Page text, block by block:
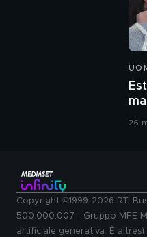
26
Copyright ©1999-2026 RTI
500.000.007 - Gruppo MFE
artificiale generativa. È